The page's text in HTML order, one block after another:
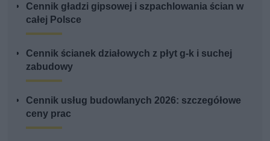
Cennik gładzi gipsowej i szpachlowania ścian w
całej Polsce
Cennik ścianek działowych z płyt g-k i suchej
zabudowy
Cennik usług budowlanych 2026: szczegółowe
ceny prac